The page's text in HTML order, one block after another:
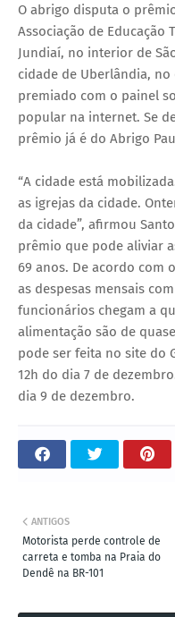
O abrigo disputa o
Associação de Educação
Jundiaí, no interior de
cidade de Uberlândia, no
premiado com o painel
popular na internet. Se
prêmio já é do Abrigo
“A cidade está
as igrejas da cidade.
da cidade”, afirmou
prêmio que pode aliviar
69 anos. De acordo com
as despesas mensais
funcionários chegam a
alimentação são de
pode ser feita no site do
12h do dia 7 de
dia 9 de dezembro.
ANTIGOS
Motorista perde controle de
carreta e tomba na Praia do
Dendê na BR-101